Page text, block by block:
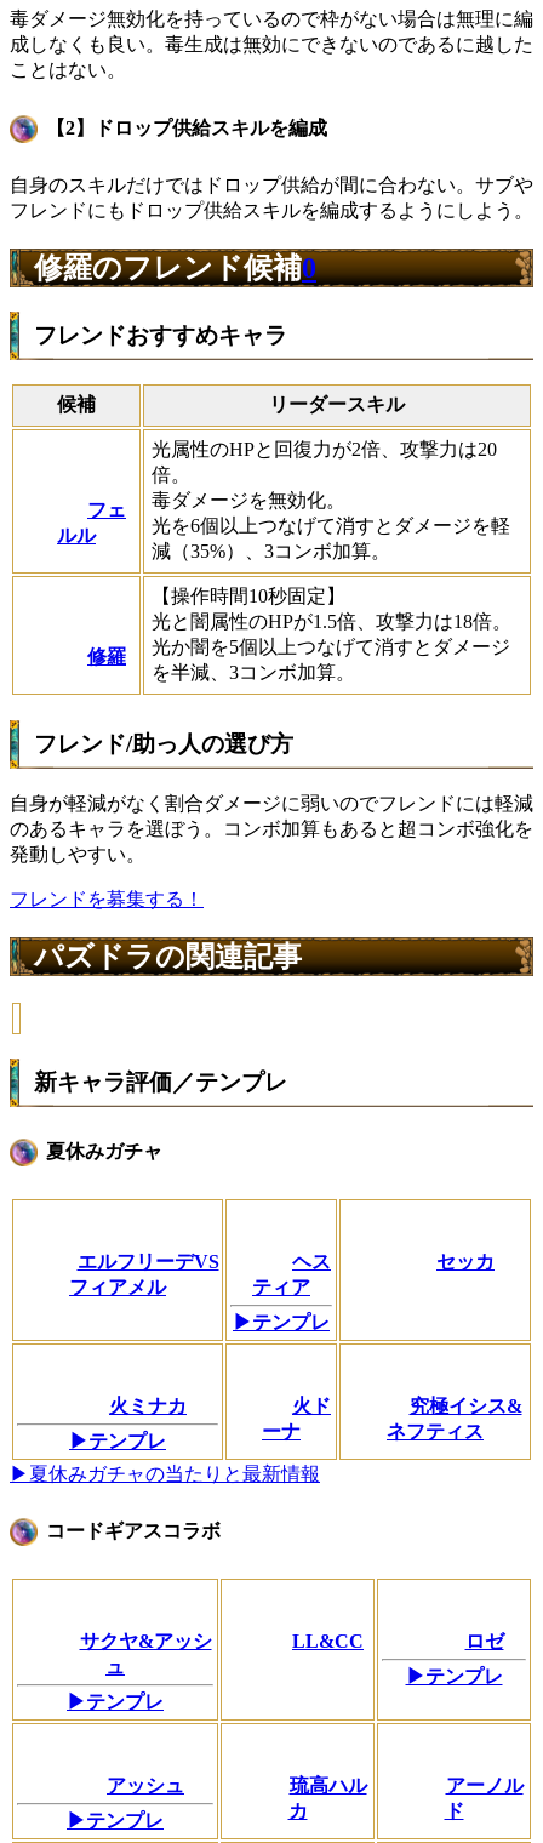
毒ダメージ無効化を持っているので枠がない場合は無理に編
成しなくも良い。毒生成は無効にできないのであるに越した
ことはない。
【2】ドロップ供給スキルを編成
自身のスキルだけではドロップ供給が間に合わない。サブや
フレンドにもドロップ供給スキルを編成するようにしよう。
修羅のフレンド候補0
フレンドおすすめキャラ
候補 リーダースキル
フェ
ルル
光属性のHPと回復力が2倍、攻撃力は20
倍。
毒ダメージを無効化。
光を6個以上つなげて消すとダメージを軽
減（35%）、3コンボ加算。
修羅
【操作時間10秒固定】
光と闇属性のHPが1.5倍、攻撃力は18倍。
光か闇を5個以上つなげて消すとダメージ
を半減、3コンボ加算。
フレンド/助っ人の選び方
自身が軽減がなく割合ダメージに弱いのでフレンドには軽減
のあるキャラを選ぼう。コンボ加算もあると超コンボ強化を
発動しやすい。
フレンドを募集する！
パズドラの関連記事
新キャラ評価／テンプレ
夏休みガチャ
エルフリーデVS
フィアメル
ヘス
ティア
▶テンプレ
セッカ
火ミナカ
▶テンプレ
火ド
ーナ
究極イシス&
ネフティス
▶夏休みガチャの当たりと最新情報
コードギアスコラボ
サクヤ&アッシ
ュ
▶テンプレ
LL&CC
ロゼ
▶テンプレ
アッシュ
▶テンプレ
琉高ハル
カ
アーノル
ド